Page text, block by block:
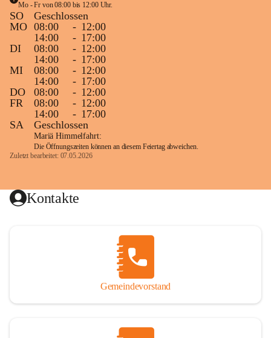
Mo - Fr von 08:00 bis 12:00 Uhr.
SO
Geschlossen
MO 08:00 - 12:00
14:00
- 17:00
DI
08:00 - 12:00
14:00
- 17:00
MI
08:00 - 12:00
14:00
- 17:00
DO
08:00 - 12:00
FR
08:00 - 12:00
14:00
- 17:00
SA
Geschlossen
Mariä Himmelfahrt:
Die Öffnungszeiten können an diesem Feiertag abweichen.
Zuletzt bearbeitet: 07.05.2026
Kontakte
Gemeindevorstand